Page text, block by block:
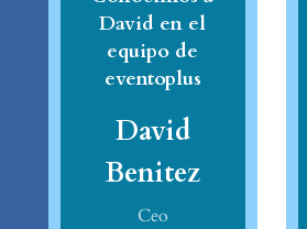
David en el
equipo de
eventoplus
David
Benitez
Ceo